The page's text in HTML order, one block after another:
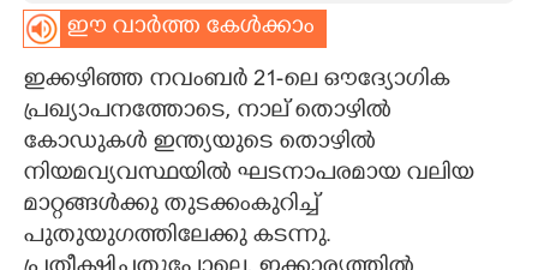
CARTOONS
LITERATURE
CONTACT US
ഈ വാർത്ത കേൾക്കാം
ഇക്കഴിഞ്ഞ നവംബർ 21-ലെ ഔദ്യോഗിക
പ്രഖ്യാപനത്തോടെ, നാല് തൊഴിൽ
കോഡുകൾ ഇന്ത്യയുടെ തൊഴിൽ
നിയമവ്യവസ്ഥയിൽ ഘടനാപരമായ വലിയ
മാറ്റങ്ങൾക്കു തുടക്കംകുറിച്ച്
പുതുയുഗത്തിലേക്കു കടന്നു.